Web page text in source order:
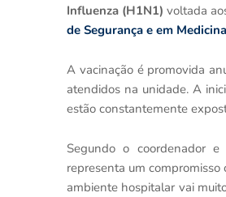
Influenza (H1N1) voltada
de Segurança e em
A vacinação é promovida
atendidos na unidade. A
estão constantemente
Segundo o coordenador e
representa um
ambiente hospitalar vai